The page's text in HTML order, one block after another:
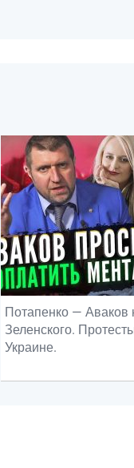
Потапенко — Аваков
Зеленского.
Украине.